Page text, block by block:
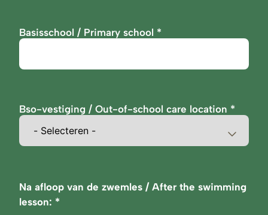
Basisschool / Primary school
Bso-vestiging / Out-of-school care location
Na afloop van de zwemles / After the swimming
lesson: